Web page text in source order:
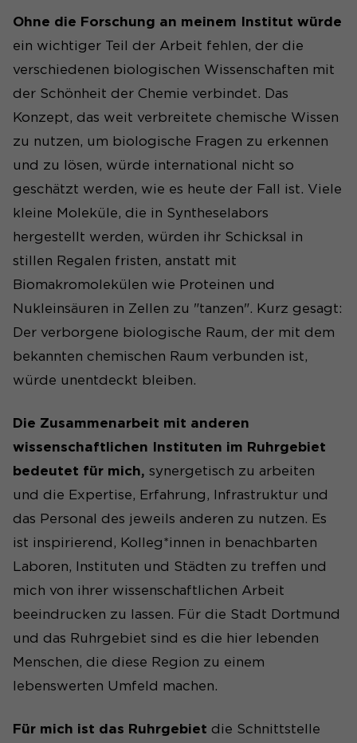
Ohne die Forschung an meinem Institut würde
ein wichtiger Teil der Arbeit fehlen, der die
verschiedenen biologischen Wissenschaften mit
der Schönheit der Chemie verbindet. Das
Konzept, das weit verbreitete chemische Wissen
zu nutzen, um biologische Fragen zu erkennen
und zu lösen, würde international nicht so
geschätzt werden, wie es heute der Fall ist. Viele
kleine Moleküle, die in Syntheselabors
hergestellt werden, würden ihr Schicksal in
stillen Regalen fristen, anstatt mit
Biomakromolekülen wie Proteinen und
Nukleinsäuren in Zellen zu "tanzen". Kurz gesagt:
Der verborgene biologische Raum, der mit dem
bekannten chemischen Raum verbunden ist,
würde unentdeckt bleiben.
Die Zusammenarbeit mit anderen
wissenschaftlichen Instituten im Ruhrgebiet
bedeutet für mich, synergetisch zu arbeiten
und die Expertise, Erfahrung, Infrastruktur und
das Personal des jeweils anderen zu nutzen. Es
ist inspirierend, Kolleg*innen in benachbarten
Laboren, Instituten und Städten zu treffen und
mich von ihrer wissenschaftlichen Arbeit
beeindrucken zu lassen. Für die Stadt Dortmund
und das Ruhrgebiet sind es die hier lebenden
Menschen, die diese Region zu einem
lebenswerten Umfeld machen.
Für mich ist das Ruhrgebiet die Schnittstelle
Anbieter
Dieser Wert speichert Ihre
Consent-Einstellungen. Unter
generierte ID, für die
historische Speicherung Ihrer
vorgenommen Einstellungen,
dies eingestellt hat.
Name _pk_id#
Laufzeit 1 Jahr
Zweck
Besuche des Benutzers auf
der Website, wie z. B. die
Anzahl der Besuche,
durchschnittliche
Verweildauer auf der
Website und welche Seiten
Name _pk_ses#
Zweck
Seitenabrufe des Besuchers
während der Sitzung
nachzuverfolgen.
Cookie-Informationen anzeigen